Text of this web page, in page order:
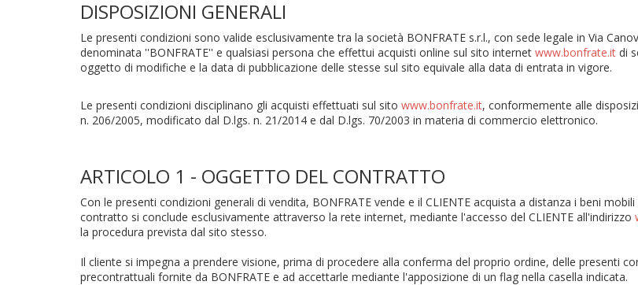
DISPOSIZIONI GENERALI
Le presenti condizioni sono valide esclusivamente tra la società BONFRATE s.r.l., con sede legale in Via
denominata ''BONFRATE'' e qualsiasi persona che effettui acquisti online sul sito internet www.bonfrate.it di
oggetto di modifiche e la data di pubblicazione delle stesse sul sito equivale alla data di entrata in vigore.
Le presenti condizioni disciplinano gli acquisti effettuati sul sito www.bonfrate.it, conformemente alle
n. 206/2005, modificato dal D.lgs. n. 21/2014 e dal D.lgs. 70/2003 in materia di commercio elettronico.
ARTICOLO 1 - OGGETTO DEL CONTRATTO
Con le presenti condizioni generali di vendita, BONFRATE vende e il CLIENTE acquista a distanza i beni
contratto si conclude esclusivamente attraverso la rete internet, mediante l'accesso del CLIENTE all'indirizzo
la procedura prevista dal sito stesso.
Il cliente si impegna a prendere visione, prima di procedere alla conferma del proprio ordine, delle presenti
precontrattuali fornite da BONFRATE e ad accettarle mediante l'apposizione di un flag nella casella indicata.